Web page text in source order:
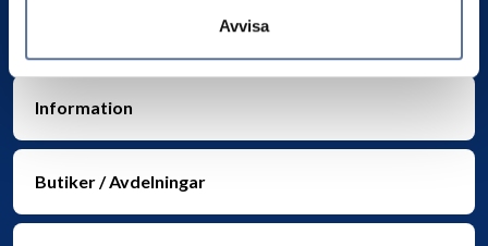
Avvisa
Information
Butiker / Avdelningar